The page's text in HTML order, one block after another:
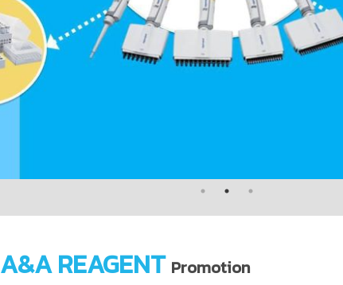
A&A REAGENT Promotion